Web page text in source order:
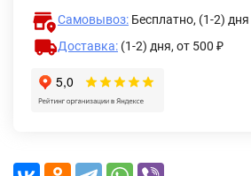
Самовывоз: Бесплатно, (1-2) дня
Доставка: (1-2) дня, от 500 ₽